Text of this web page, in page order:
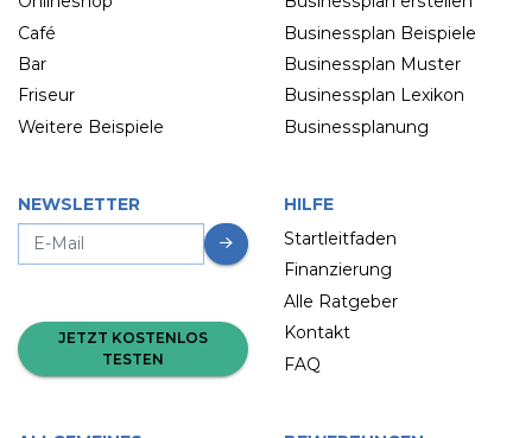
Café
Bar
Friseur
Weitere Beispiele
Businessplan Beispiele
Businessplan Muster
Businessplan Lexikon
Businessplanung
NEWSLETTER
JETZT KOSTENLOS
TESTEN
HILFE
Startleitfaden
Finanzierung
Alle Ratgeber
Kontakt
FAQ